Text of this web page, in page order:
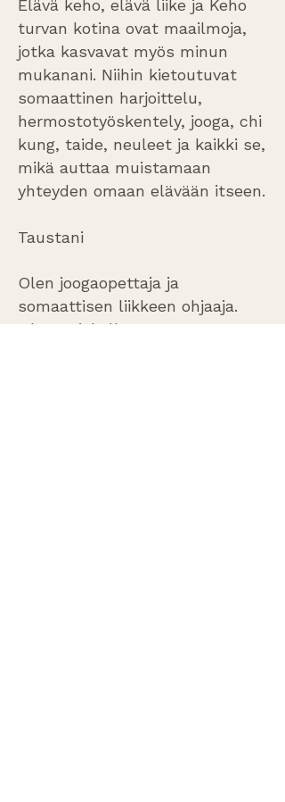
Elävä keho, elävä liike ja Keho
turvan kotina ovat maailmoja,
jotka kasvavat myös minun
mukanani. Niihin kietoutuvat
somaattinen harjoittelu,
hermostotyöskentely, jooga, chi
kung, taide, neuleet ja kaikki se,
mikä auttaa muistamaan
yhteyden omaan elävään itseen.
Taustani
Olen joogaopettaja ja
somaattisen liikkeen ohjaaja.
Olen opiskellut muun muassa